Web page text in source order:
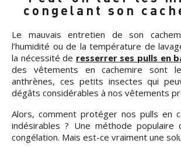
congelant son
Le mauvais entretien de son
l’humidité ou de la température de
la nécessité de resserrer ses pulls en
des vêtements en cachemire sont
anthrènes, ces petits insectes qui
dégâts considérables à nos vêtements
Alors, comment protéger nos pulls en
indésirables ? Une méthode populaire
congélation. Mais est-ce vraiment une